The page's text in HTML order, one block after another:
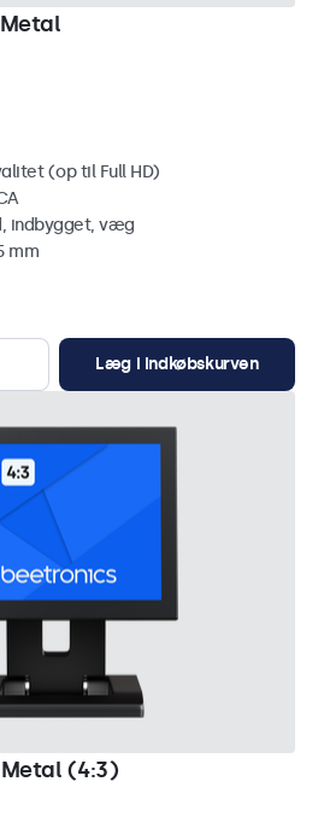
(op til Full HD)
indbygget, væg
mm
Læg i indkøbskurven
(4:3)